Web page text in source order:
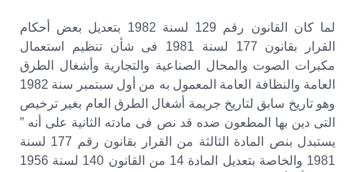
لما كان القانون رقم 129 لسنة 1982 بتعديل بعض أحكام
القرار بقانون 177 لسنة 1981 فى شأن تنظيم استعمال
مكبرات الصوت والمحال الصناعية والتجارية وأشغال الطرق
العامة والنظافة العامة المعمول به من أول سبتمبر سنة 1982
وهو تاريخ سابق لتاريخ جريمة أشغال الطرق العام بغير ترخيص
التى دين بها المطعون ضده قد نص فى مادته الثانية على أنه ”
يستبدل بنص المادة الثالثة من القرار بقانون رقم 177 لسنة
1981 والخاصة بتعديل المادة 14 من القانون 140 لسنة 1956